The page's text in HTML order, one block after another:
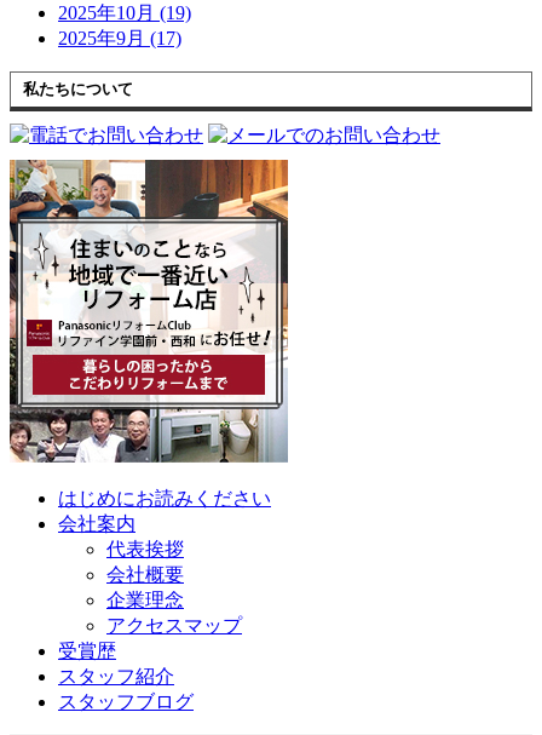
2025年10月 (19)
2025年9月 (17)
私たちについて
はじめにお読みください
会社案内
代表挨拶
会社概要
企業理念
アクセスマップ
受賞歴
スタッフ紹介
スタッフブログ